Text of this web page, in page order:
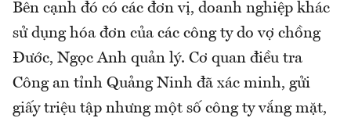
Bên cạnh đó có các đơn vị, doanh nghiệp khác
sử dụng hóa đơn của các công ty do vợ chồng
Đước, Ngọc Anh quản lý. Cơ quan điều tra
Công an tỉnh Quảng Ninh đã xác minh, gửi
giấy triệu tập nhưng một số công ty vắng mặt,